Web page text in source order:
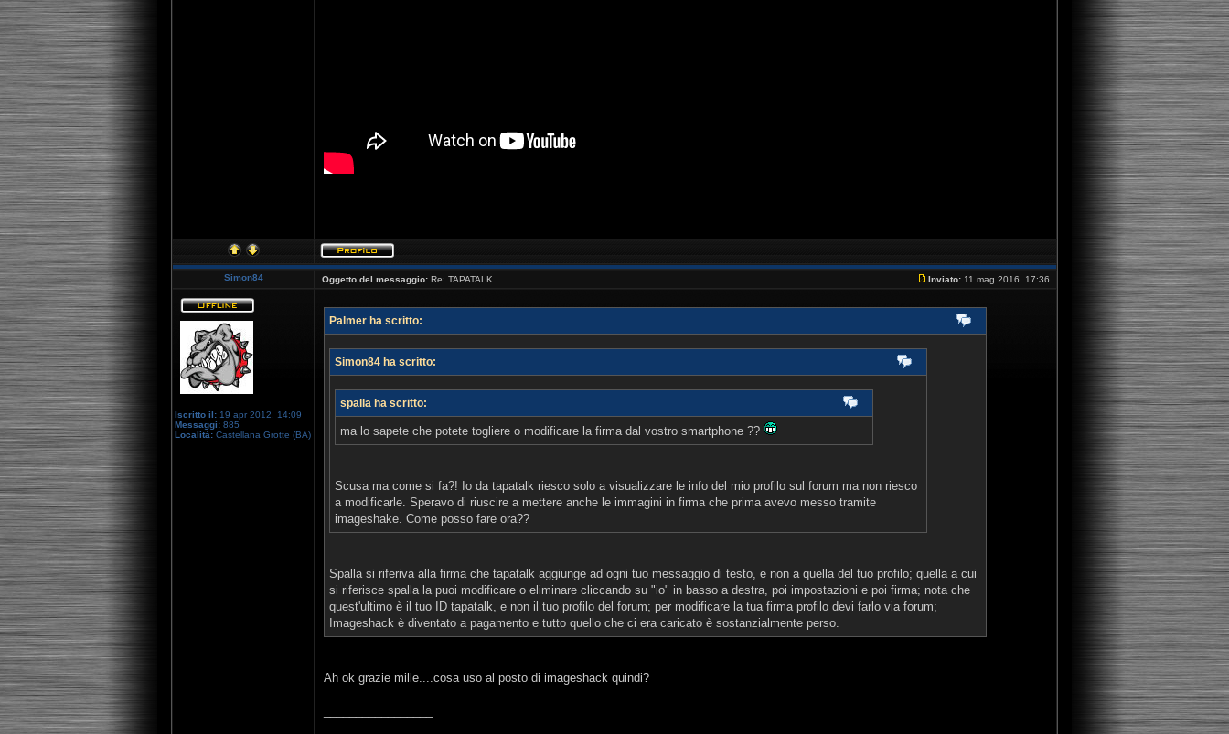
Simon84 Oggetto del messaggio: Re: TAPATALK Inviato: 11 mag 2016, 17:36
Iscritto il: 19 apr 2012, 14:09
Messaggi: 885
Località: Castellana Grotte (BA)
Palmer ha scritto:
Simon84 ha scritto:
spalla ha scritto:
ma lo sapete che potete togliere o modificare la firma dal vostro smartphone ??
Scusa ma come si fa?! Io da tapatalk riesco solo a visualizzare le info del mio profilo sul forum ma non riesco
a modificarle. Speravo di riuscire a mettere anche le immagini in firma che prima avevo messo tramite
imageshake. Come posso fare ora??
Spalla si riferiva alla firma che tapatalk aggiunge ad ogni tuo messaggio di testo, e non a quella del tuo profilo; quella a cui
si riferisce spalla la puoi modificare o eliminare cliccando su "io" in basso a destra, poi impostazioni e poi firma; nota che
quest'ultimo è il tuo ID tapatalk, e non il tuo profilo del forum; per modificare la tua firma profilo devi farlo via forum;
Imageshack è diventato a pagamento e tutto quello che ci era caricato è sostanzialmente perso.
Ah ok grazie mille....cosa uso al posto di imageshack quindi?